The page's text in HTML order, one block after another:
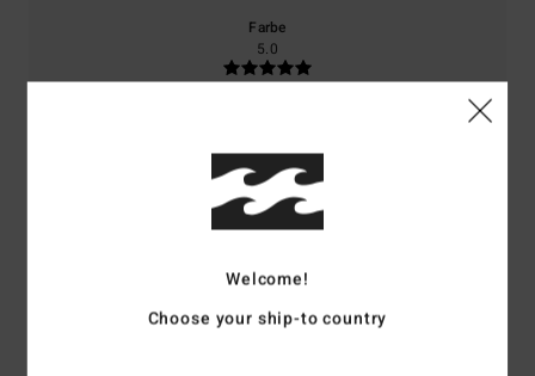
Farbe
5.0
5/5
Im Gegensatz zu dem anderen, den ich mir geholt habe, benimmt sich
Welcome!
Choose your ship-to country